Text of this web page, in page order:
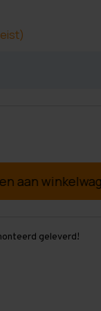
geleverd!